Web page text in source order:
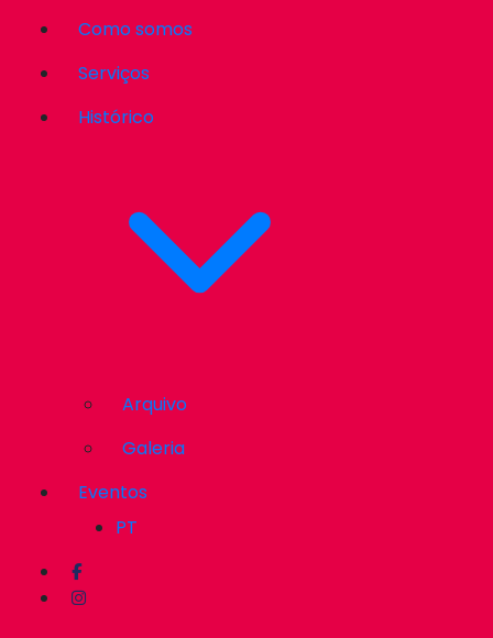
Como somos
Serviços
Histórico
Arquivo
Galeria
Eventos
PT